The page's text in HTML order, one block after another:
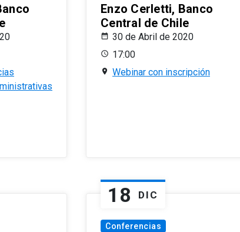
Enzo Cerletti, Banco
Central de Chile
30 de Abril de 2020
17:00
Webinar con inscripción
18 DIC
Conferencias